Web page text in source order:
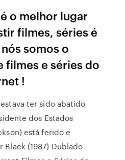
o melhor lugar
filmes, séries é
somos o
filmes e séries do
!
ter sido abatido
dos Estados
está ferido e
Black (1987) Dublado